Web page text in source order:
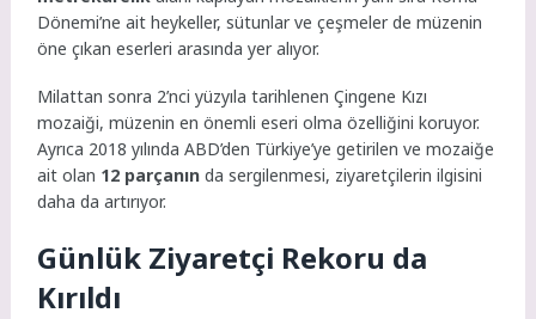
Dönemi’ne ait heykeller, sütunlar ve çeşmeler de müzenin
öne çıkan eserleri arasında yer alıyor.
Milattan sonra 2’nci yüzyıla tarihlenen Çingene Kızı
mozaiği, müzenin en önemli eseri olma özelliğini koruyor.
Ayrıca 2018 yılında ABD’den Türkiye’ye getirilen ve mozaiğe
ait olan 12 parçanın da sergilenmesi, ziyaretçilerin ilgisini
daha da artırıyor.
Günlük Ziyaretçi Rekoru da
Kırıldı